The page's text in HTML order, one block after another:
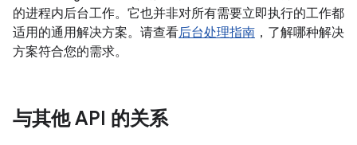
的进程内后台工作。它也并非对所有需要立即执行的工作都
适用的通用解决方案。请查看后台处理指南 ，了解哪种解决
方案符合您的需求。
与其他 API 的关系